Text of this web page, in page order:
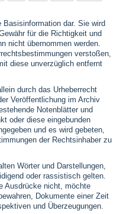
Basisinformation dar. Sie wird
für die Richtigkeit und
nicht übernommen werden.
verstoßen,
diese unverzüglich entfernt
durch das Urheberrecht
Veröffentlichung im Archiv
Notenblätter und
oder diese eingebunden
und es wird gebeten,
der Rechtsinhaber zu
Wörter und Darstellungen,
oder rassistisch gelten.
Ausdrücke nicht, möchte
Dokumente einer Zeit
und Überzeugungen.